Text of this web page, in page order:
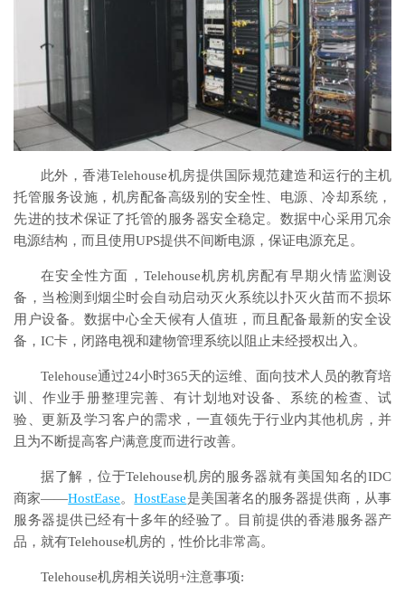
此外，香港Telehouse机房提供国际规范建造和运行的主机
托管服务设施，机房配备高级别的安全性、电源、冷却系统，
先进的技术保证了托管的服务器安全稳定。数据中心采用冗余
电源结构，而且使用UPS提供不间断电源，保证电源充足。
在安全性方面，Telehouse机房机房配有早期火情监测设
备，当检测到烟尘时会自动启动灭火系统以扑灭火苗而不损坏
用户设备。数据中心全天候有人值班，而且配备最新的安全设
备，IC卡，闭路电视和建物管理系统以阻止未经授权出入。
Telehouse通过24小时365天的运维、面向技术人员的教育培
训、作业手册整理完善、有计划地对设备、系统的检查、试
验、更新及学习客户的需求，一直领先于行业内其他机房，并
且为不断提高客户满意度而进行改善。
据了解，位于Telehouse机房的服务器就有美国知名的IDC
商家——HostEase。HostEase是美国著名的服务器提供商，从事
服务器提供已经有十多年的经验了。目前提供的香港服务器产
品，就有Telehouse机房的，性价比非常高。
Telehouse机房相关说明+注意事项: